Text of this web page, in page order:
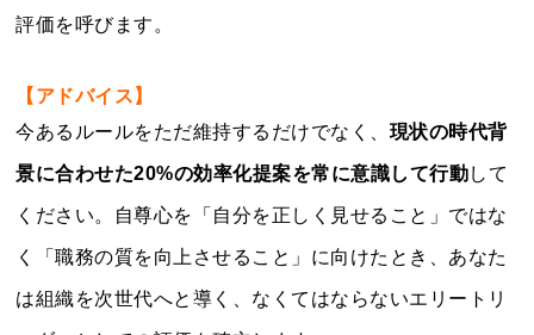
評価を呼びます。
【アドバイス】
今あるルールをただ維持するだけでなく、 現状の時代背
景に合わせた20%の効率化提案を常に意識して行動して
ください。自尊心を「自分を正しく見せること」ではな
く「職務の質を向上させること」に向けたとき、あなた
は組織を次世代へと導く、なくてはならないエリートリ